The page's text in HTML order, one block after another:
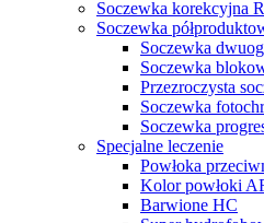
Soczewka korekcyjna
Soczewka
Soczewka
Soczewka
Przezroczysta
Soczewka
Soczewka
Specjalne leczenie
Powłoka
Kolor powłoki
Barwione HC